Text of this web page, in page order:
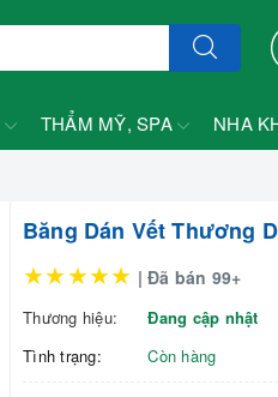
THẨM MỸ, SPA NHA
Băng Dán Vết Thương
★★★★★ | Đã bán 99+
Thương hiệu:
Đang cập nhật
Tình trạng:
Còn hàng